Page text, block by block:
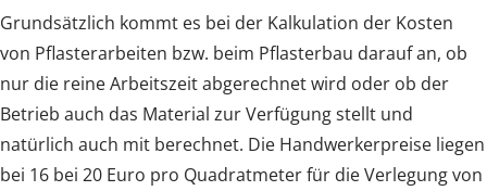
Grundsätzlich kommt es bei der Kalkulation der Kosten
von Pflasterarbeiten bzw. beim Pflasterbau darauf an, ob
nur die reine Arbeitszeit abgerechnet wird oder ob der
Betrieb auch das Material zur Verfügung stellt und
natürlich auch mit berechnet. Die Handwerkerpreise liegen
bei 16 bei 20 Euro pro Quadratmeter für die Verlegung von